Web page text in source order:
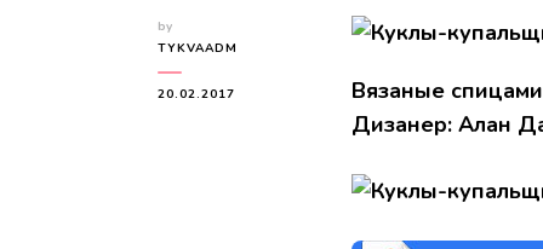
by
TYKVAADM
20.02.2017
Вязаные
Дизанер: Алан